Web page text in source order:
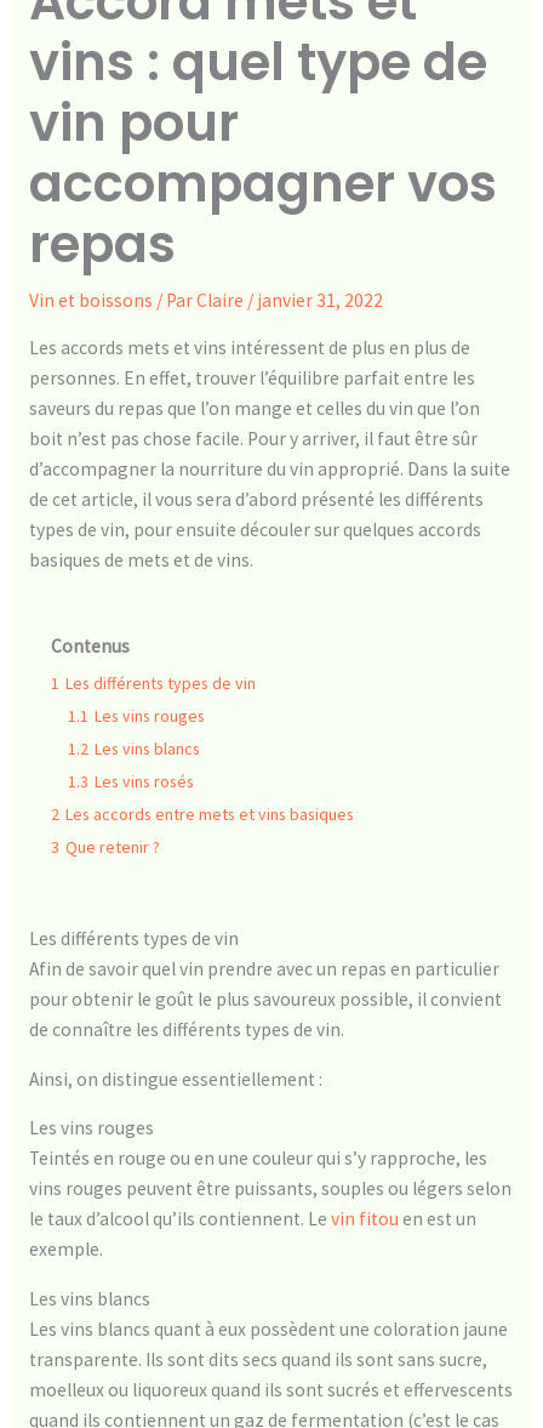
vins : quel type de
vin pour
accompagner vos
repas
Vin et boissons / ParClaire / janvier 31, 2022
Les accords mets et vins intéressent de plus en plus de
personnes. En effet, trouver l’équilibre parfait entre les
saveurs du repas que l’on mange et celles du vin que l’on
boit n’est pas chose facile. Pour y arriver, il faut être sûr
d’accompagner la nourriture du vin approprié. Dans la suite
de cet article, il vous sera d’abord présenté les différents
types de vin, pour ensuite découler sur quelques accords
basiques de mets et de vins.
Contenus
1 Les différents types de vin
1.1 Les vins rouges
1.2 Les vins blancs
1.3 Les vins rosés
2 Les accords entre mets et vins basiques
3 Que retenir ?
Les différents types de vin
Afin de savoir quel vin prendre avec un repas en particulier
pour obtenir le goût le plus savoureux possible, il convient
de connaître les différents types de vin.
Ainsi, on distingue essentiellement :
Les vins rouges
Teintés en rouge ou en une couleur qui s’y rapproche, les
vins rouges peuvent être puissants, souples ou légers selon
le taux d’alcool qu’ils contiennent. Le vin fitou en est un
exemple.
Les vins blancs
Les vins blancs quant à eux possèdent une coloration jaune
transparente. Ils sont dits secs quand ils sont sans sucre,
moelleux ou liquoreux quand ils sont sucrés et effervescents
quand ils contiennent un gaz de fermentation (c’est le cas